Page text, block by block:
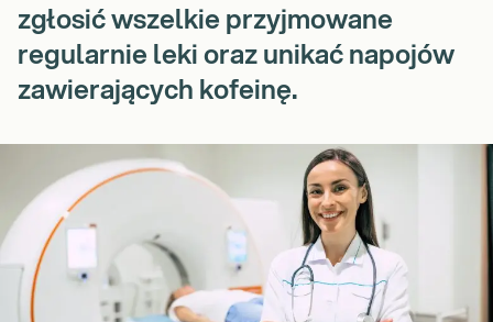
zgłosić wszelkie przyjmowane
regularnie leki oraz unikać napojów
zawierających kofeinę.